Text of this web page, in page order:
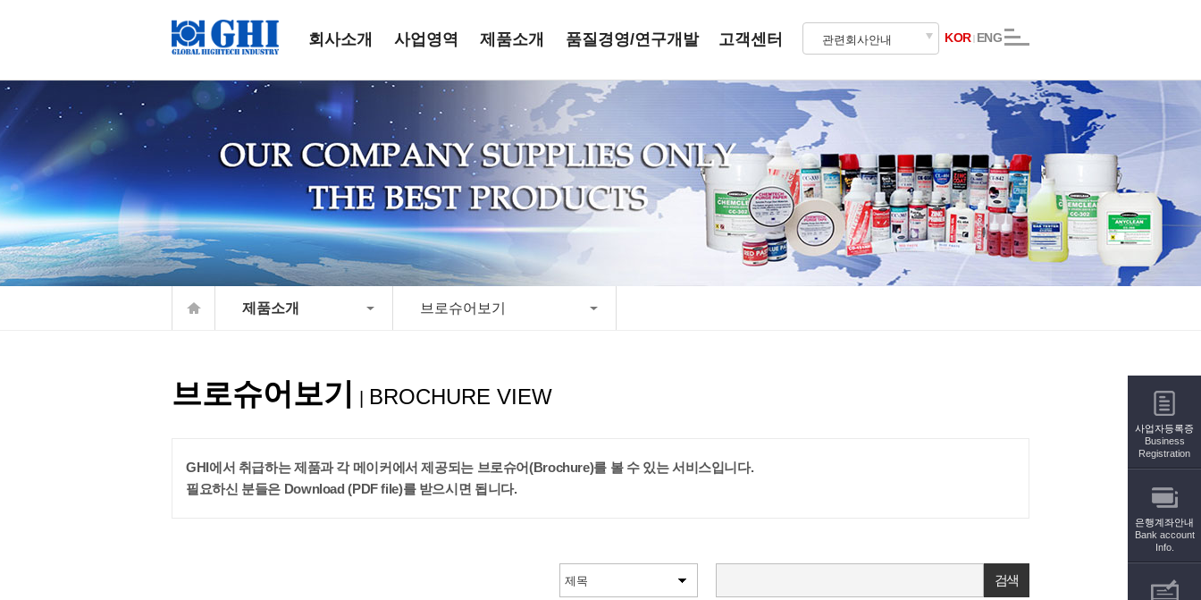
사업자등록증
Business
Registration
은행계좌안내
Bank account
Info.
회사소개 사업영역 제품소개 품질경영/연구개발 고객센터 관련회사안내 KOR ENG
제품소개 브로슈어보기
브로슈어보기 BROCHURE VIEW
GHI에서 취급하는 제품과 각 메이커에서 제공되는 브로슈어(Brochure)를 볼 수 있는 서비스입니다.
필요하신 분들은 Download (PDF file)를 받으시면 됩니다.
검색